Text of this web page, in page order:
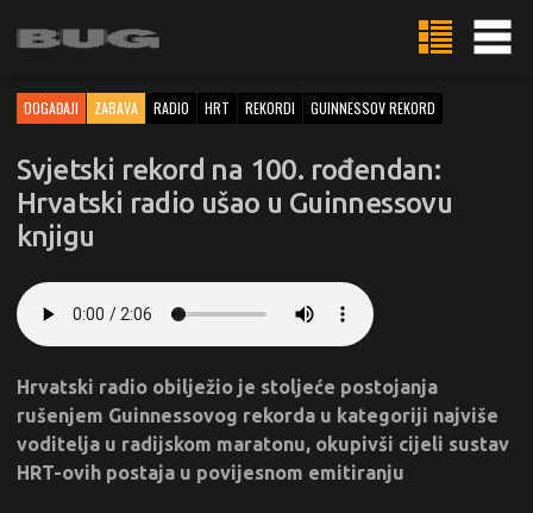
DOGAĐAJI ZABAVA RADIO HRT REKORDI GUINNESSOV REKORD
Svjetski rekord na 100. rođendan:
Hrvatski radio ušao u Guinnessovu
knjigu
Hrvatski radio obilježio je stoljeće postojanja
rušenjem Guinnessovog rekorda u kategoriji najviše
voditelja u radijskom maratonu, okupivši cijeli sustav
HRT-ovih postaja u povijesnom emitiranju